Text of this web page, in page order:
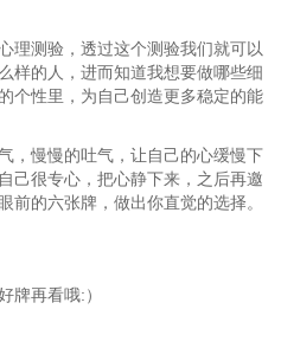
理测验，透过这个测验我们就可以
样的人，进而知道我想要做哪些细
个性里，为自己创造更多稳定的能
，慢慢的吐气，让自己的心缓慢下
己很专心，把心静下来，之后再邀
前的六张牌，做出你直觉的选择。
牌再看哦:）